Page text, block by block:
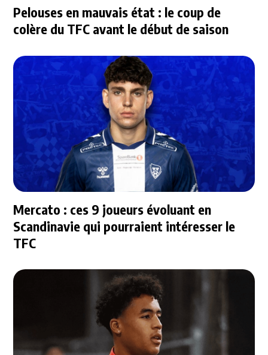
Pelouses en mauvais état : le coup de
colère du TFC avant le début de saison
Mercato : ces 9 joueurs évoluant en
Scandinavie qui pourraient intéresser le
TFC